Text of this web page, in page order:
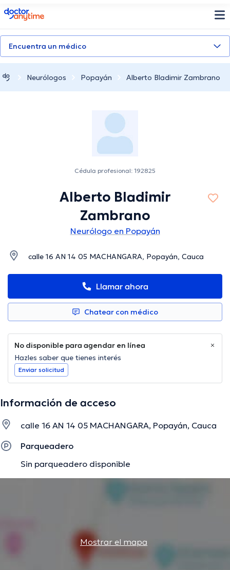
doctoranytime
Encuentra un médico
Neurólogos Popayán Alberto Bladimir Zambrano
Cédula profesional: 192825
Alberto Bladimir
Zambrano
Neurólogo en Popayán
calle 16 AN 14 05 MACHANGARA, Popayán, Cauca
Llamar ahora
Chatear con médico
No disponible para agendar en línea
Hazles saber que tienes interés
Enviar solicitud
Información de acceso
calle 16 AN 14 05 MACHANGARA, Popayán, Cauca
Parqueadero
Sin parqueadero disponible
Mostrar el mapa